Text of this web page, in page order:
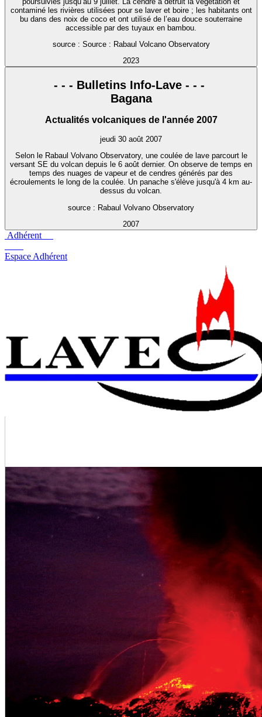
contaminé les rivières utilisées pour se laver et boire ; les habitants ont
bu dans des noix de coco et ont utilisé de l’eau douce souterraine
accessible par des tuyaux en bambou.
source : Source : Rabaul Volcano Observatory
2023
- - - Bulletins Info-Lave - - -
Bagana
Actualités volcaniques de l'année 2007
jeudi 30 août 2007
Selon le Rabaul Volvano Observatory, une coulée de lave parcourt le
versant SE du volcan depuis le 6 août dernier. On observe de temps en
temps des nuages de vapeur et de cendres générés par des
écroulements le long de la coulée. Un panache s'élève jusqu'à 4 km au-
dessus du volcan.
source : Rabaul Volvano Observatory
2007
Adhérent
Espace Adhérent